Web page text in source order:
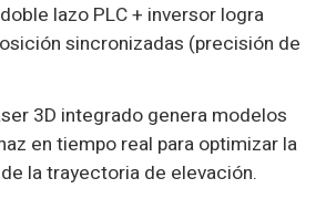
lazo PLC + inversor logra
sincronizadas (precisión de
3D integrado genera modelos
en tiempo real para optimizar la
la trayectoria de elevación.